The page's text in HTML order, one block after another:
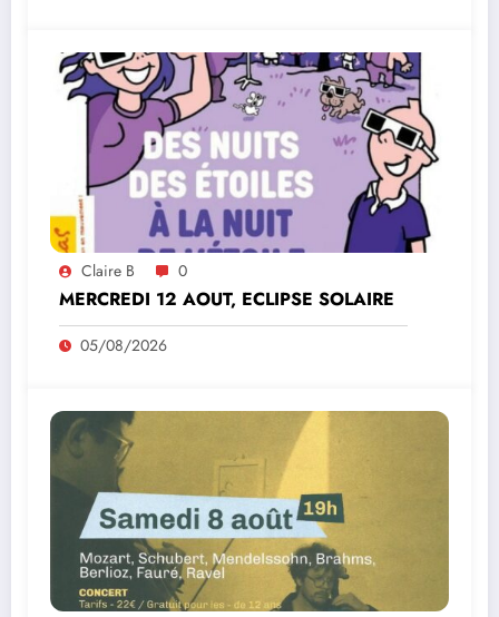
Claire B 0
MERCREDI 12 AOUT, ECLIPSE SOLAIRE
05/08/2026